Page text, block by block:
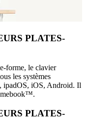
PLATES-
forme, le clavier
les systèmes
ipadOS, iOS, Android. Il
PLATES-